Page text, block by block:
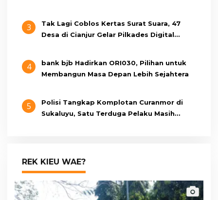
3
Tak Lagi Coblos Kertas Surat Suara, 47
Desa di Cianjur Gelar Pilkades Digital
4
bank bjb Hadirkan ORI030, Pilihan untuk
Membangun Masa Depan Lebih Sejahtera
5
Polisi Tangkap Komplotan Curanmor di
Sukaluyu, Satu Terduga Pelaku Masih
REK KIEU WAE?